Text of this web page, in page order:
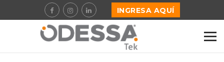
INGRESA AQUÍ